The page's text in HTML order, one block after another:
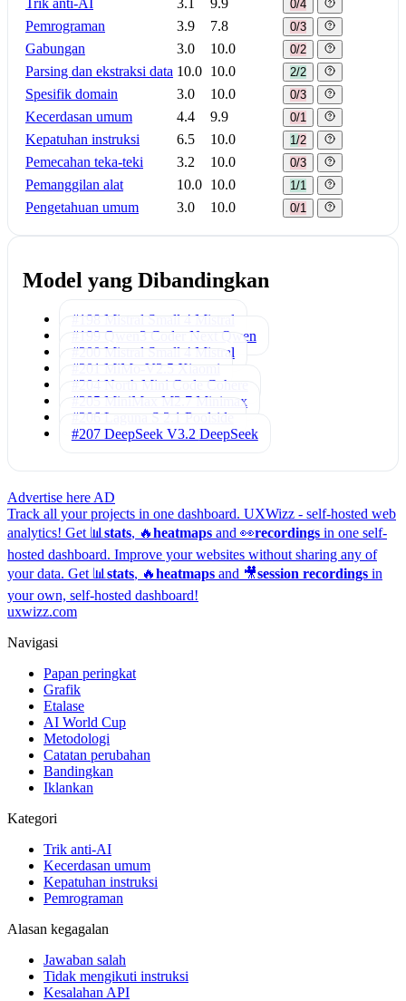
0/4
Pemrograman 3.9 7.8 0/3
Gabungan 3.0 10.0 0/2
Parsing dan ekstraksi data 10.0 10.0 2/2
Spesifik domain 3.0 10.0 0/3
Kecerdasan umum 4.4 9.9 0/1
Kepatuhan instruksi 6.5 10.0 1/2
Pemecahan teka-teki 3.2 10.0 0/3
Pemanggilan alat 10.0 10.0 1/1
Pengetahuan umum 3.0 10.0 0/1
Model yang Dibandingkan
#198 Mistral Small 4 Mistral
#199 Qwen3 Coder Next Qwen
#200 Mistral Small 4 Mistral
#201 MiMo-V2.5 Xiaomi
#204 North Mini Code
Cohere
#205 MiniMax M2.7 Minimax
#206 Laguna S 2.1 Poolside
#207 DeepSeek V3.2 DeepSeek
Advertise here AD
Track all your projects in one dashboard. UXWizz - self-hosted web
analytics! Get 📊 stats, 🔥heatmaps and 👀recordings in one self-
hosted dashboard. Improve your websites without sharing any of
your data. Get 📊 stats, 🔥heatmaps and 🎥session recordings in
your own, self-hosted dashboard!
uxwizz.com
Navigasi
Papan peringkat
Grafik
Etalase
AI World Cup
Metodologi
Catatan perubahan
Bandingkan
Iklankan
Kategori
Trik anti-AI
Kecerdasan umum
Kepatuhan instruksi
Pemrograman
Alasan kegagalan
Jawaban salah
Tidak mengikuti instruksi
Kesalahan API